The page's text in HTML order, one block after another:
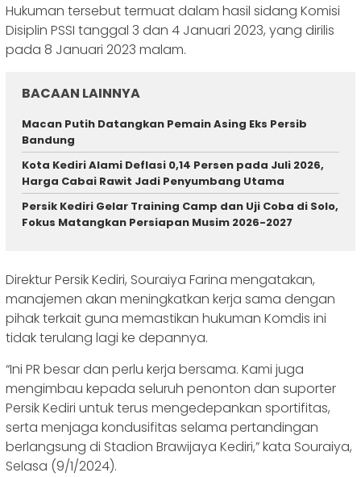
Hukuman tersebut termuat dalam hasil sidang Komisi
Disiplin PSSI tanggal 3 dan 4 Januari 2023, yang dirilis
pada 8 Januari 2023 malam.
BACAAN LAINNYA
Macan Putih Datangkan Pemain Asing Eks Persib
Bandung
Kota Kediri Alami Deflasi 0,14 Persen pada Juli 2026,
Harga Cabai Rawit Jadi Penyumbang Utama
Persik Kediri Gelar Training Camp dan Uji Coba di Solo,
Fokus Matangkan Persiapan Musim 2026-2027
Direktur Persik Kediri, Souraiya Farina mengatakan,
manajemen akan meningkatkan kerja sama dengan
pihak terkait guna memastikan hukuman Komdis ini
tidak terulang lagi ke depannya.
“Ini PR besar dan perlu kerja bersama. Kami juga
mengimbau kepada seluruh penonton dan suporter
Persik Kediri untuk terus mengedepankan sportifitas,
serta menjaga kondusifitas selama pertandingan
berlangsung di Stadion Brawijaya Kediri,” kata Souraiya,
Selasa (9/1/2024).